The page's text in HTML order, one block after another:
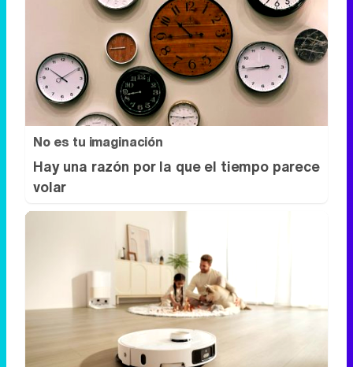
No es tu imaginación
Hay una razón por la que el tiempo parece
volar